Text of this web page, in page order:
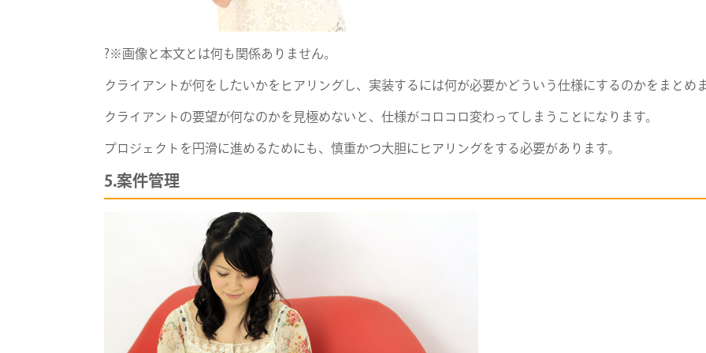
?※画像と本文とは何も関係ありません。
クライアントが何をしたいかをヒアリングし、実装するには何が必要かどういう仕様にするのかをまとめ
クライアントの要望が何なのかを見極めないと、仕様がコロコロ変わってしまうことになります。
プロジェクトを円滑に進めるためにも、慎重かつ大胆にヒアリングをする必要があります。
5.案件管理